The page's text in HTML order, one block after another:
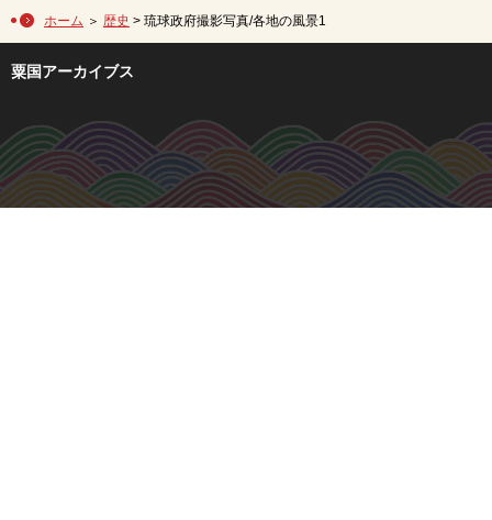
ホーム ＞ 歴史 > 琉球政府撮影写真/各地の風景1
粟国アーカイブス